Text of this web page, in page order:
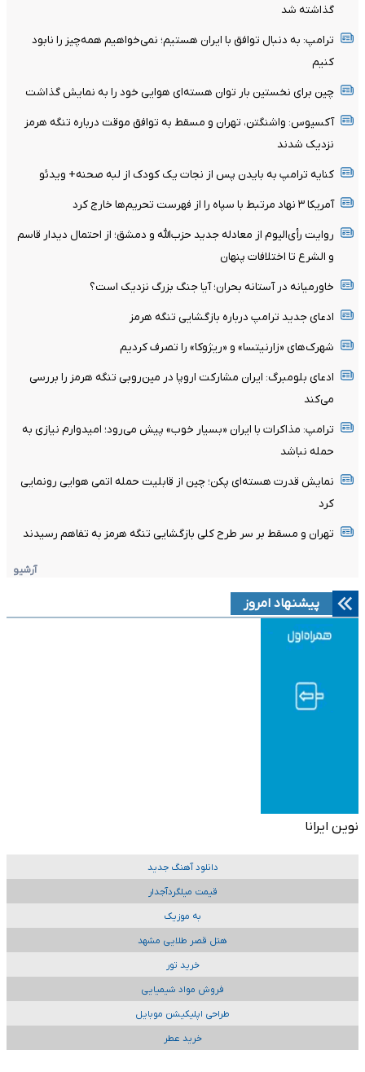
گذاشته شد
ترامپ: به دنبال توافق با ایران هستیم؛ نمی‌خواهیم همه‌چیز را نابود
کنیم
چین برای نخستین بار توان هسته‌ای هوایی خود را به نمایش گذاشت
آکسیوس: واشنگتن، تهران و مسقط به توافق موقت درباره تنگه هرمز
نزدیک شدند
کنایه ترامپ به بایدن پس از نجات یک کودک از لبه صحنه+ ویدئو
آمریکا ۳ نهاد مرتبط با سپاه را از فهرست تحریم‌ها خارج کرد
روایت رأی‌الیوم از معادله جدید حزب‌الله و دمشق؛ از احتمال دیدار قاسم
و الشرع تا اختلافات پنهان
خاورمیانه در آستانه بحران؛ آیا جنگ بزرگ نزدیک است؟
ادعای جدید ترامپ درباره بازگشایی تنگه هرمز
شهرک‌های «زارنیتسا» و «ریژوکا» را تصرف کردیم
ادعای بلومبرگ: ایران مشارکت اروپا در مین‌روبی تنگه هرمز را بررسی
می‌کند
ترامپ: مذاکرات با ایران «بسیار خوب» پیش می‌رود؛ امیدوارم نیازی به
حمله نباشد
نمایش قدرت هسته‌ای پکن؛ چین از قابلیت حمله اتمی هوایی رونمایی
کرد
تهران و مسقط بر سر طرح کلی بازگشایی تنگه هرمز به تفاهم رسیدند
آرشیو
پیشنهاد امروز
نوین ایرانا
دانلود آهنگ جدید
قیمت میلگردآجدار
به موزیک
هتل قصر طلایی مشهد
خرید تور
فروش مواد شیمیایی
طراحی اپلیکیشن موبایل
خرید عطر